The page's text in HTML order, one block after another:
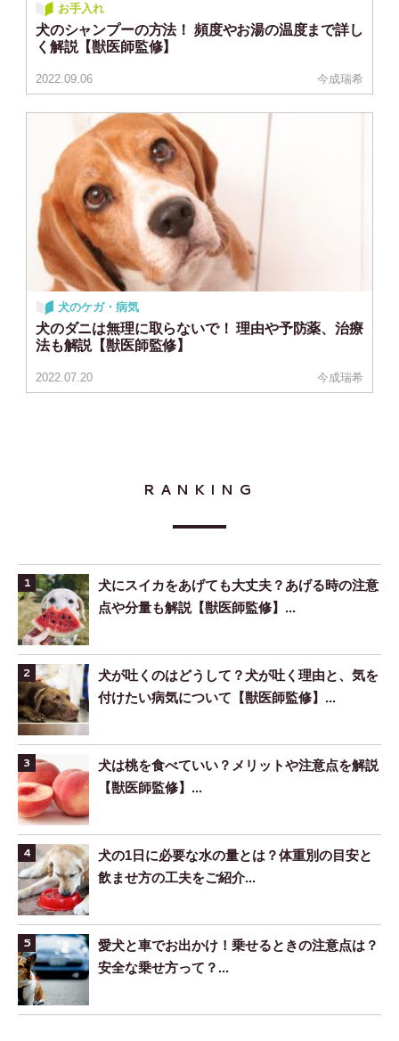
お手入れ
犬のシャンプーの方法！ 頻度やお湯の温度まで詳し
く解説【獣医師監修】
2022.09.06 今成瑞希
犬のケガ・病気
犬のダニは無理に取らないで！ 理由や予防薬、治療
法も解説【獣医師監修】
2022.07.20 今成瑞希
RANKING
犬にスイカをあげても大丈夫？あげる時の注意
点や分量も解説【獣医師監修】...
犬が吐くのはどうして？犬が吐く理由と、気を
付けたい病気について【獣医師監修】...
犬は桃を食べていい？メリットや注意点を解説
【獣医師監修】...
犬の1日に必要な水の量とは？体重別の目安と
飲ませ方の工夫をご紹介...
愛犬と車でお出かけ！乗せるときの注意点は？
安全な乗せ方って？...